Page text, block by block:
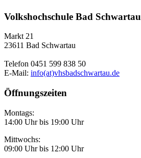
Volkshochschule Bad Schwartau
Markt 21
23611 Bad Schwartau
Telefon 0451 599 838 50
E-Mail: info(at)vhsbadschwartau.de
Öffnungszeiten
Montags:
14:00 Uhr bis 19:00 Uhr
Mittwochs:
09:00 Uhr bis 12:00 Uhr